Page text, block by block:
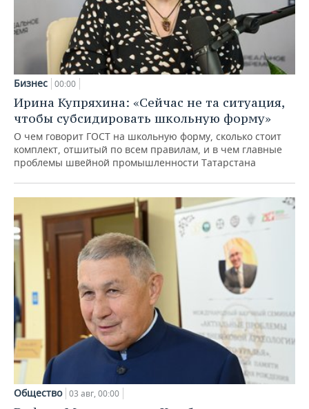
Бизнес 00:00
Ирина Купряхина: «Сейчас не та ситуация,
чтобы субсидировать школьную форму»
О чем говорит ГОСТ на школьную форму, сколько стоит
комплект, отшитый по всем правилам, и в чем главные
проблемы швейной промышленности Татарстана
Общество 03 авг, 00:00